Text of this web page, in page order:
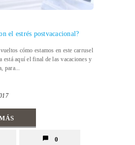
el estrés postvacacional?
cómo estamos en este carrusel
está aquí el final de las vacaciones y
para...
0